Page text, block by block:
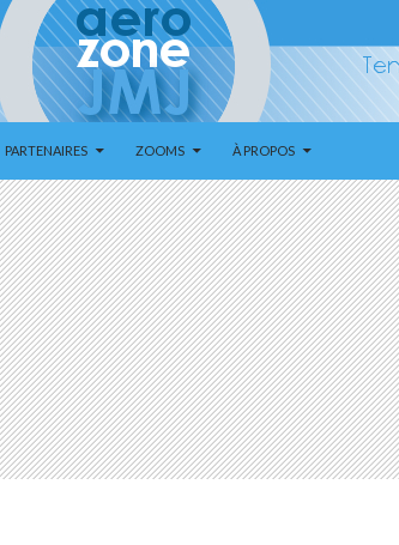
PARTENAIRES ZOOMS À PROPOS